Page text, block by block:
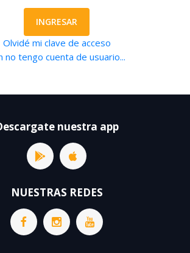
INGRESAR
Olvidé mi clave de acceso
no tengo cuenta de usuario...
nuestra app
NUESTRAS REDES